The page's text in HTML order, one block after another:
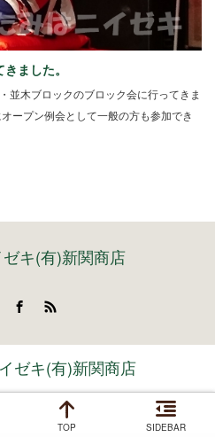
ました。
並木ブロックのブロック会に行ってきま
ープン例会として一般の方も参加でき
キ(有)新関商店
TOP SIDEBAR
ゼキ(有)新関商店